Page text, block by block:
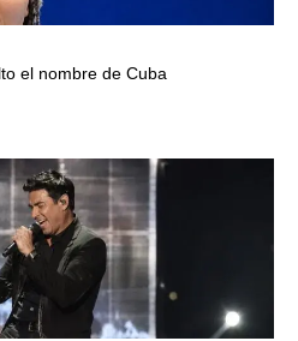
el nombre de Cuba